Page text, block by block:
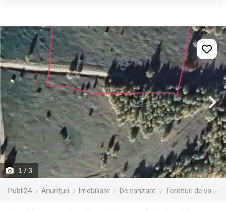
1 / 3
Publi24 Anunțuri Imobiliare De vanzare Terenuri de vanzare